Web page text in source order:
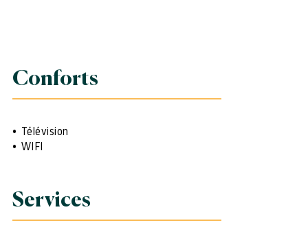
Conforts
Télévision
WIFI
Services